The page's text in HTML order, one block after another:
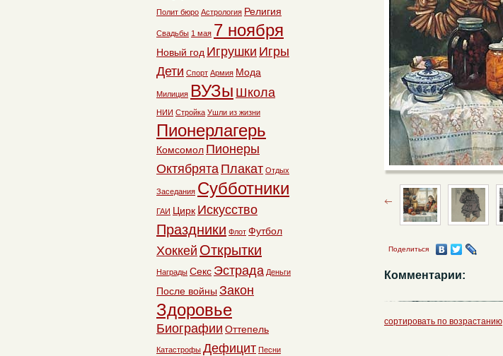
Поделиться
Комментарии:
сортировать по возрастанию
Полит бюро Астрология Религия
Свадьбы 1 мая 7 ноября
Новый год Игрушки Игры
Дети Спорт Армия Мода
Милиция ВУЗы Школа
НИИ Стройка Ушли из жизни
Пионерлагерь
Комсомол Пионеры
Октябрята Плакат Отдых
Заседания Субботники
ГАИ Цирк Искусство
Праздники Флот Футбол
Хоккей Открытки
Награды Секс Эстрада Деньги
После войны Закон
Здоровье
Биографии Оттепель
Катастрофы Дефицит Песни